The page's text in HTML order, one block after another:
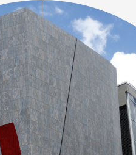
Registro
Sistema
de datos
museos
Panorama
en